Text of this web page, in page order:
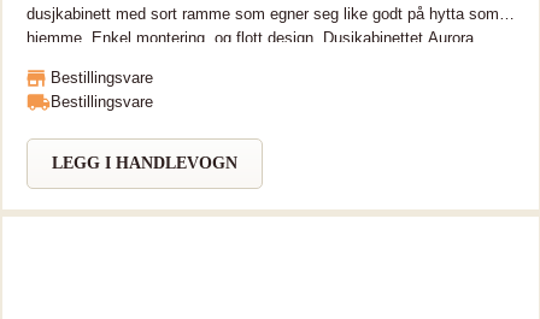
dusjkabinett med sort ramme som egner seg like godt på hytta som
hjemme. Enkel montering, og flott design. Dusjkabinettet Aurora
har profiler i sortlakkert aluminium, og en solid og stødig
konstruksjon. Stilrent design og høy kvalitet som byr på ekte
som på hytta! Dusjen har doble, justerbare trinser både oppe og nede
på dørene. Avtakbar front for enkelt renhold. Den avtagbare fronten
gjør det lettere å få tilgang til sluktet og monteringen blir enklere.
Bestillingsvare
Bestillingsvare
LEGG I HANDLEVOGN